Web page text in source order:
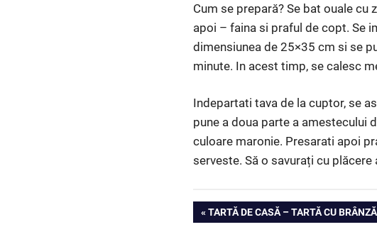
Cum se prepară? Se bat ouale cu
apoi – faina si praful de copt. Se
dimensiunea de 25×35 cm si se
minute. In acest timp, se calesc
Indepartati tava de la cuptor, se
pune a doua parte a amestecului
culoare maronie. Presarati apoi
serveste. Să o savurați cu
Navigare
PREVIOUS
TARTĂ DE CASĂ – TARTĂ CU